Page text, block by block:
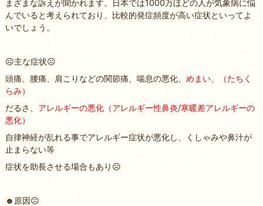
まざまな訴えが聞かれます。日本では1000万ほどの人が気象病に悩
んでいると考えられており、比較的発症頻度が高い症状といってよ
いでしょう。
☹主な症状☹
頭痛、腰痛、肩こりなどの関節痛、喘息の悪化、 めまい、（たちく
らみ）
だるさ、 アレルギーの悪化（アレルギー性鼻炎/寒暖差アレルギーの
悪化）
自律神経が乱れる事でアレルギー症状が悪化し、くしゃみや鼻汁が
止まらない等
症状を助長させる場合もあり☹
☻原因☹